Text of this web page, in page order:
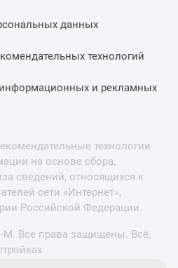
данных
технологий
и рекламных
технологии
на основе сбора,
сведений, относящихся к
сети «Интернет»,
Российской Федерации.
М. Все права защищены. Всё,